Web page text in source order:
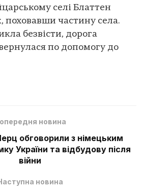
селі Блаттен
поховавши частину села.
безвісти, дорога
по допомогу до
новина
обговорили з німецьким
України та відбудову після
війни
новина